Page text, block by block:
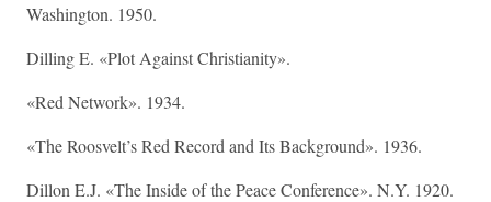
Washington. 1950.
Dilling E. «Plot Against Christianity».
«Red Network». 1934.
«The Roosvelt’s Red Record and Its Background». 1936.
Dillon E.J. «The Inside of the Peace Conference». N.Y. 1920.